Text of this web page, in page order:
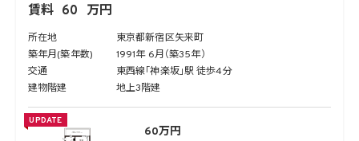
賃料 60 万円
所在地
東京都新宿区矢来町
築年月(築年数)
1991年 6月（築35年）
交通
東西線「神楽坂」駅 徒歩4分
建物階建
地上3階建
UPDATE
60万円